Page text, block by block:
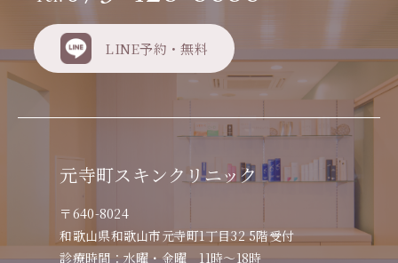
LINE予約・無料
元寺町スキンクリニック
〒640-8024
和歌山県和歌山市元寺町1丁目32 5階受付
診療時間：水曜・金曜 11時～18時